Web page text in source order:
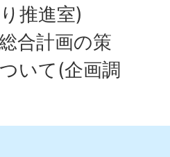
推進室)
総合計画の策
いて(企画調